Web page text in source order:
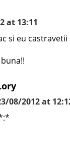
at 13:11
si eu
08/2012 at